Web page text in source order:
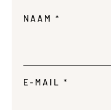
NAAM*
E-MAIL*